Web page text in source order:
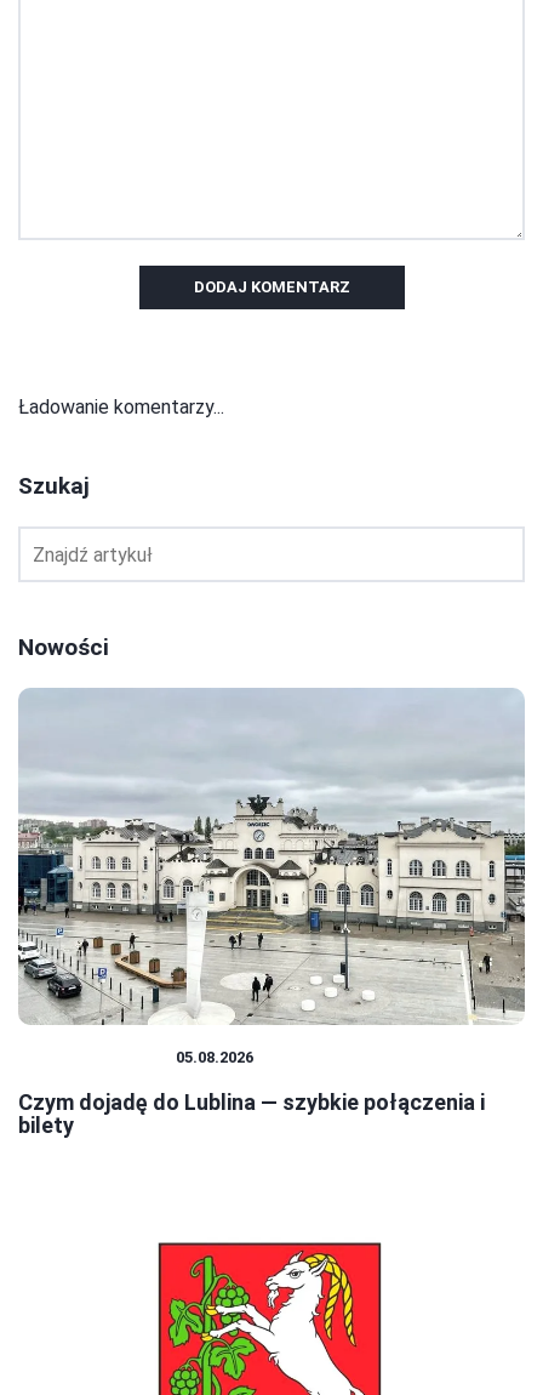
DODAJ KOMENTARZ
Ładowanie komentarzy...
Szukaj
Nowości
05.08.2026
Czym dojadę do Lublina — szybkie połączenia i
bilety